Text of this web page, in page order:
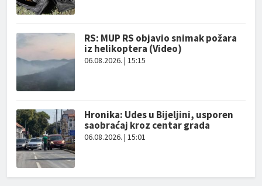
RS: MUP RS objavio snimak požara
iz helikoptera (Video)
06.08.2026. | 15:15
Hronika: Udes u Bijeljini, usporen
saobraćaj kroz centar grada
06.08.2026. | 15:01